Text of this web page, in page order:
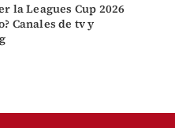
la Leagues Cup 2026
Canales de tv y